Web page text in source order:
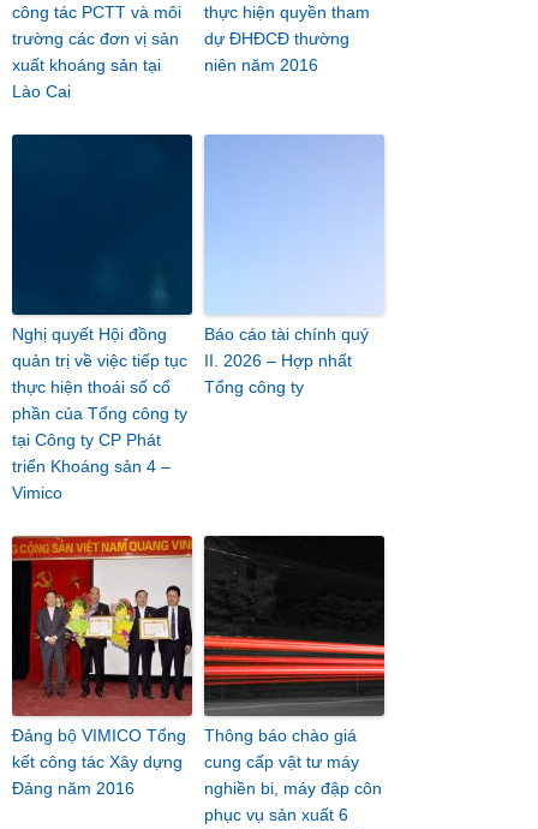
công tác PCTT và môi
trường các đơn vị sản
xuất khoáng sản tại
Lào Cai
thực hiện quyền tham
dự ĐHĐCĐ thường
niên năm 2016
Nghị quyết Hội đồng
quản trị về việc tiếp tục
thực hiện thoái số cổ
phần của Tổng công ty
tại Công ty CP Phát
triển Khoáng sản 4 –
Vimico
Báo cáo tài chính quý
II. 2026 – Hợp nhất
Tổng công ty
Đảng bộ VIMICO Tổng
kết công tác Xây dựng
Đảng năm 2016
Thông báo chào giá
cung cấp vật tư máy
nghiền bi, máy đập côn
phục vụ sản xuất 6